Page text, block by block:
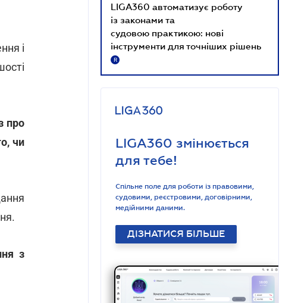
і
про
чи
з
LIGA360 автоматизує роботу
із законами та
судовою практикою: нові
інструменти для точніших рішень
R
LIGA360 змінюється
для тебе!
Спільне поле для роботи із правовими,
судовими, реєстровими, договірними,
медійними даними.
ДІЗНАТИСЯ БІЛЬШЕ